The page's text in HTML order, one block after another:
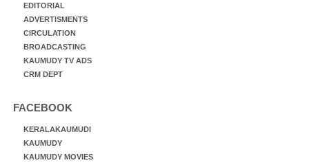
EDITORIAL
ADVERTISMENTS
CIRCULATION
BROADCASTING
KAUMUDY TV ADS
CRM DEPT
FACEBOOK
KERALAKAUMUDI
KAUMUDY
KAUMUDY MOVIES